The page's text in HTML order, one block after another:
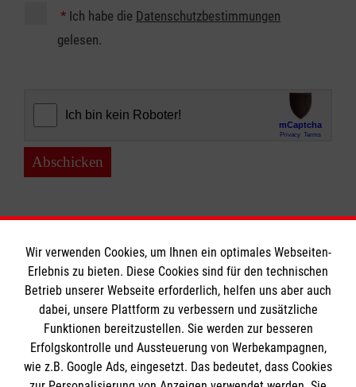
* Ich habe die Datenschutzbestimmungen
gelesen.
Abschicken
Informationen
Impressum
Datenschutz
Die Malteser
Wir verwenden Cookies, um Ihnen ein optimales Webseiten-
Erlebnis zu bieten. Diese Cookies sind für den technischen
Betrieb unserer Webseite erforderlich, helfen uns aber auch
dabei, unsere Plattform zu verbessern und zusätzliche
Funktionen bereitzustellen. Sie werden zur besseren
Erfolgskontrolle und Aussteuerung von Werbekampagnen,
wie z.B. Google Ads, eingesetzt. Das bedeutet, dass Cookies